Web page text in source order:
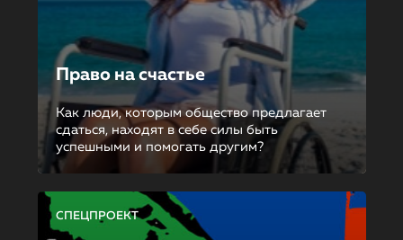
Право на счастье
Как люди, которым общество предлагает
сдаться, находят в себе силы быть
успешными и помогать другим?
СПЕЦПРОЕКТ